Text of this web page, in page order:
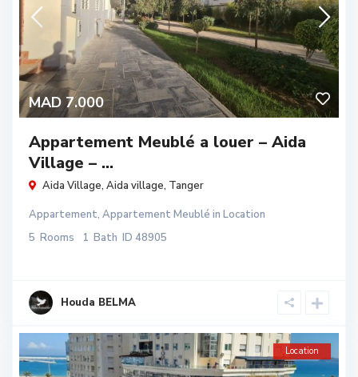
MAD 7.000
Appartement Meublé a louer – Aida
Village – ...
Aida Village, Aida village, Tanger
Appartement, Appartement Meublé in Location
5 Rooms 1 Bath ID 48905
Houda BELMA
Location